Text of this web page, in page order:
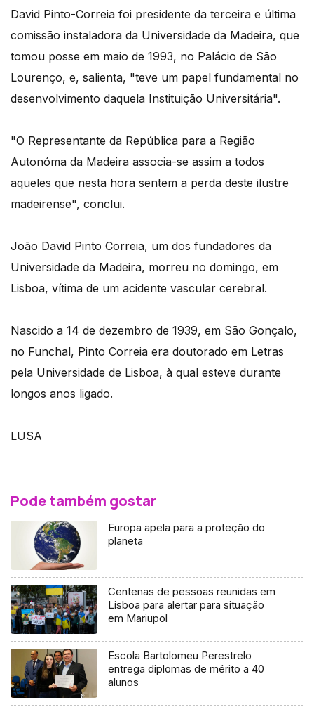
David Pinto-Correia foi presidente da terceira e última
comissão instaladora da Universidade da Madeira, que
tomou posse em maio de 1993, no Palácio de São
Lourenço, e, salienta, "teve um papel fundamental no
desenvolvimento daquela Instituição Universitária".
"O Representante da República para a Região
Autonóma da Madeira associa-se assim a todos
aqueles que nesta hora sentem a perda deste ilustre
madeirense", conclui.
João David Pinto Correia, um dos fundadores da
Universidade da Madeira, morreu no domingo, em
Lisboa, vítima de um acidente vascular cerebral.
Nascido a 14 de dezembro de 1939, em São Gonçalo,
no Funchal, Pinto Correia era doutorado em Letras
pela Universidade de Lisboa, à qual esteve durante
longos anos ligado.
LUSA
Pode também gostar
Europa apela para a proteção do
planeta
Centenas de pessoas reunidas em
Lisboa para alertar para situação
em Mariupol
Escola Bartolomeu Perestrelo
entrega diplomas de mérito a 40
alunos